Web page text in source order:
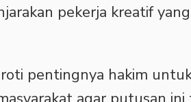
pekerja kreatif
pentingnya hakim